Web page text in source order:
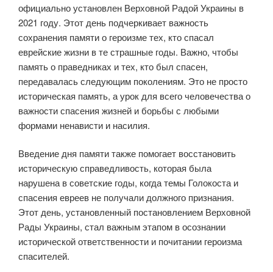
официально установлен Верховной Радой Украины в
2021 году. Этот день подчеркивает важность
сохранения памяти о героизме тех, кто спасал
еврейские жизни в те страшные годы. Важно, чтобы
память о праведниках и тех, кто был спасен,
передавалась следующим поколениям. Это не просто
историческая память, а урок для всего человечества о
важности спасения жизней и борьбы с любыми
формами ненависти и насилия.
Введение дня памяти также помогает восстановить
историческую справедливость, которая была
нарушена в советские годы, когда темы Голокоста и
спасения евреев не получали должного признания.
Этот день, установленный постановлением Верховной
Рады Украины, стал важным этапом в осознании
исторической ответственности и почитании героизма
спасителей.